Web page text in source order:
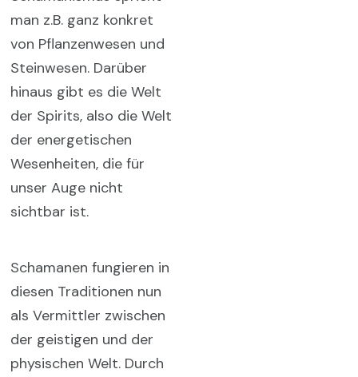
man z.B. ganz konkret
von Pflanzenwesen und
Steinwesen. Darüber
hinaus gibt es die Welt
der Spirits, also die Welt
der energetischen
Wesenheiten, die für
unser Auge nicht
sichtbar ist.
Schamanen fungieren in
diesen Traditionen nun
als Vermittler zwischen
der geistigen und der
physischen Welt. Durch